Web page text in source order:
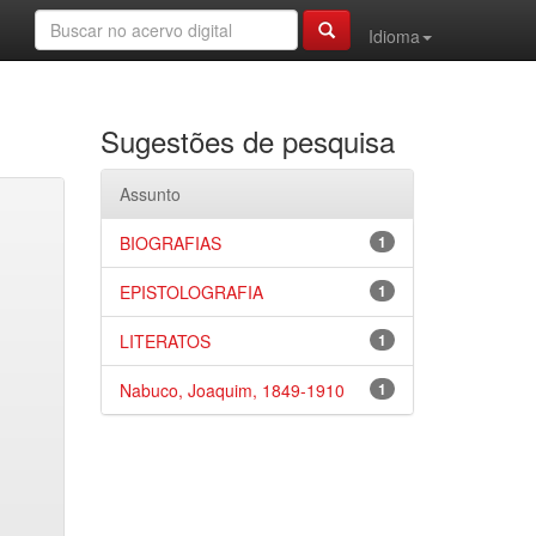
Idioma
Sugestões de pesquisa
Assunto
1
BIOGRAFIAS
1
EPISTOLOGRAFIA
1
LITERATOS
1
Nabuco, Joaquim, 1849-1910